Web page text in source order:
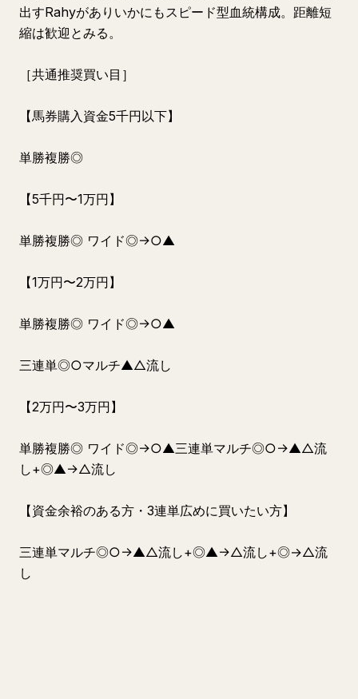
出すRahyがありいかにもスピード型血統構成。距離短
縮は歓迎とみる。
［共通推奨買い目］
【馬券購入資金5千円以下】
単勝複勝◎
【5千円〜1万円】
単勝複勝◎ ワイド◎→○▲
【1万円〜2万円】
単勝複勝◎ ワイド◎→○▲
三連単◎○マルチ▲△流し
【2万円〜3万円】
単勝複勝◎ ワイド◎→○▲三連単マルチ◎○→▲△流
し+◎▲→△流し
【資金余裕のある方・3連単広めに買いたい方】
三連単マルチ◎○→▲△流し+◎▲→△流し+◎→△流
し